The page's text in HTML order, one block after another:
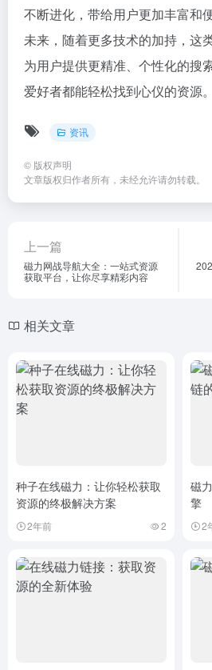
不断进化，带给用户更加丰富和
未来，随着更多技术的加持，这
为用户提供更精准、个性化的搜
爱好者都能轻松找到心仪的资源。
资讯
© 版权声明
文章版权归作者所有，未经允许请勿转载。
上一篇
磁力网战导航大全：一站式资源
获取平台，让你尽享精彩内容
相关文章
种子在线磁力：让你轻松获取
资源的终极解决方案
2年前 2
磁
擎
2